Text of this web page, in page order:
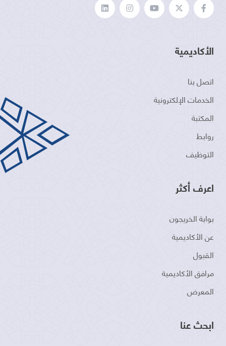
الأكاديمية
اتصل بنا
الخدمات الإلكترونية
المكتبة
روابط
التوظيف
اعرف أكثر
بوابة الخريجون
عن الأكاديمية
القبول
مرافق الأكاديمية
المعرض
ابحث عنا